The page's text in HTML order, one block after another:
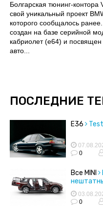
Болгарская тюнинг-
свой уникальный проект
которого сообщалось
создан на базе серийной
кабриолет (е64) и
авто...
ПОСЛЕДНИЕ
E36
0
Все MINI
0